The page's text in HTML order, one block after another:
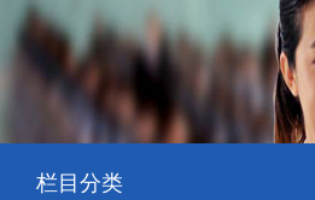
栏目分类